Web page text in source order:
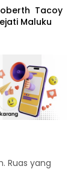
Tacoy
Maluku
Ruas yang